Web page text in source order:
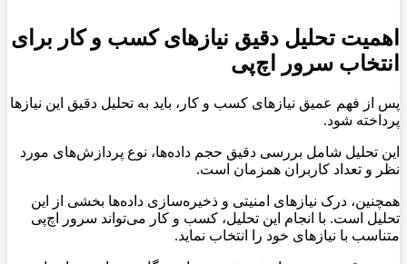
اهمیت تحلیل دقیق نیازهای کسب و کار برای
انتخاب سرور اچ‌پی
پس از فهم عمیق نیازهای کسب و کار، باید به تحلیل دقیق این نیازها
پرداخته شود.
این تحلیل شامل بررسی دقیق حجم داده‌ها، نوع پردازش‌های مورد
نظر و تعداد کاربران همزمان است.
همچنین، درک نیازهای امنیتی و ذخیره‌سازی داده‌ها بخشی از این
تحلیل است. با انجام این تحلیل، کسب و کار می‌تواند سرور اچ‌پی
متناسب با نیازهای خود را انتخاب نماید.